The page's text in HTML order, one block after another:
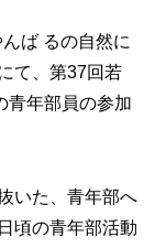
ば るの自然に
て、第37回若
青年部員の参加
いた、青年部へ
頃の青年部活動